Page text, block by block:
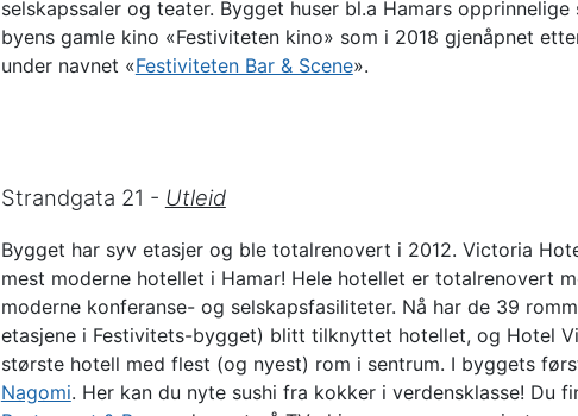
selskapssaler og teater. Bygget huser bl.a Hamars
byens gamle kino «Festiviteten kino» som i 2018 gjenåpnet
under navnet «Festiviteten Bar & Scene».
Strandgata 21 - Utleid
Bygget har syv etasjer og ble totalrenovert i 2012. Victoria
mest moderne hotellet i Hamar! Hele hotellet er totalrenovert
moderne konferanse- og selskapsfasiliteter. Nå har de 39
etasjene i Festivitets-bygget) blitt tilknyttet hotellet, og Hotel
største hotell med flest (og nyest) rom i sentrum. I byggets
Nagomi. Her kan du nyte sushi fra kokker i verdensklasse! Du